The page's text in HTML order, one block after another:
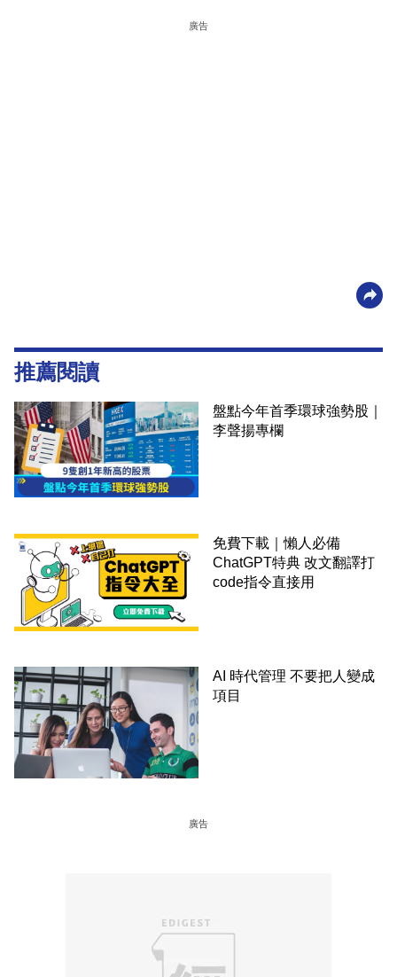
廣告
推薦閱讀
盤點今年首季環球強勢股｜
李聲揚專欄
免費下載｜懶人必備
ChatGPT特典 改文翻譯打
code指令直接用
AI 時代管理 不要把人變成
項目
廣告